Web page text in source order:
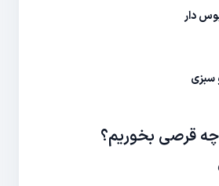
دار
سبزی
قرصی بخوریم؟